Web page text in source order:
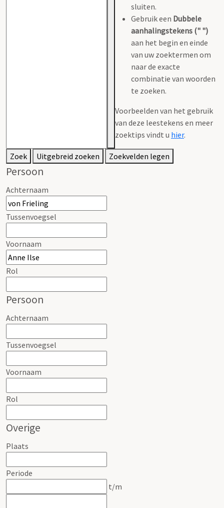
sluiten.
Gebruik een Dubbele
aanhalingstekens (" ")
aan het begin en einde
van uw zoektermen om
naar de exacte
combinatie van woorden
te zoeken.
Voorbeelden van het gebruik
van deze leestekens en meer
zoektips vindt u hier.
Zoek Uitgebreid zoeken Zoekvelden legen
Persoon
Achternaam
Tussenvoegsel
Voornaam
Rol
Persoon
Achternaam
Tussenvoegsel
Voornaam
Rol
Overige
Plaats
Periode
t/m